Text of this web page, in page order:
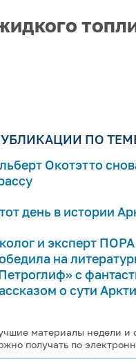
ПО
Окотэтто
день в истории
и эксперт
на
с
о сути
материалы недели и
получать по